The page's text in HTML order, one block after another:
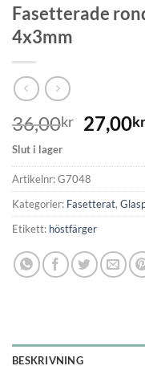
Fasetterade
4x3mm
36,00kr 27,00kr
Slut i lager
Artikelnr:G7048
Kategorier: Fasetterat,
Etikett: höstfärger
BESKRIVNING